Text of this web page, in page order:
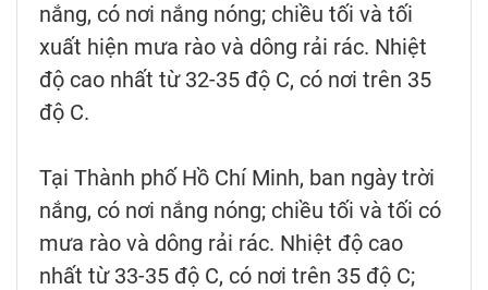
nắng, có nơi nắng nóng; chiều tối và tối
xuất hiện mưa rào và dông rải rác. Nhiệt
độ cao nhất từ 32-35 độ C, có nơi trên 35
độ C.
Tại Thành phố Hồ Chí Minh, ban ngày trời
nắng, có nơi nắng nóng; chiều tối và tối có
mưa rào và dông rải rác. Nhiệt độ cao
nhất từ 33-35 độ C, có nơi trên 35 độ C;